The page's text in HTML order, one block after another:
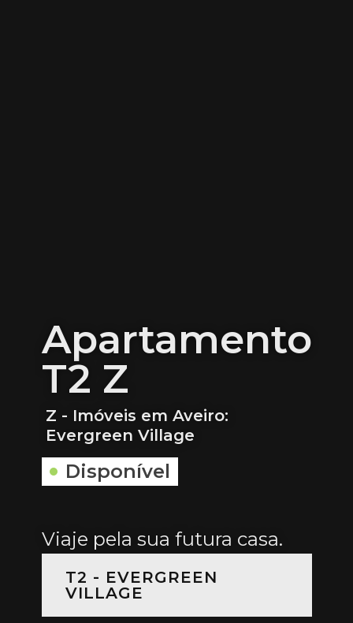
Apartamento
T2 Z
Z - Imóveis em Aveiro:
Evergreen Village
Disponível
Viaje pela sua futura casa.
T2 - EVERGREEN
VILLAGE